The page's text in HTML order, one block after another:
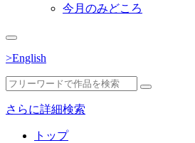
今月のみどころ
>English
さらに詳細検索
トップ